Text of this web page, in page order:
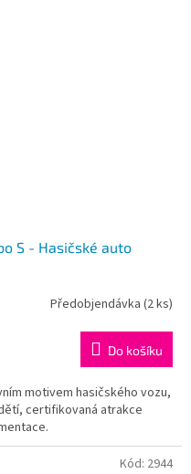
S - Hasičské auto
Předobjendávka (2 ks)
Do košíku
motivem hasičského vozu,
certifikovaná atrakce
Kód: 2944